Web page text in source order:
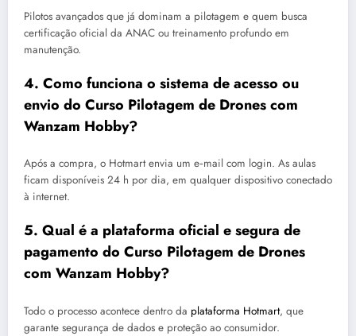
Pilotos avançados que já dominam a pilotagem e quem busca
certificação oficial da ANAC ou treinamento profundo em
manutenção.
4. Como funciona o sistema de acesso ou
envio do Curso Pilotagem de Drones com
Wanzam Hobby?
Após a compra, o Hotmart envia um e‑mail com login. As aulas
ficam disponíveis 24 h por dia, em qualquer dispositivo conectado
à internet.
5. Qual é a plataforma oficial e segura de
pagamento do Curso Pilotagem de Drones
com Wanzam Hobby?
Todo o processo acontece dentro da plataforma Hotmart, que
garante segurança de dados e proteção ao consumidor.